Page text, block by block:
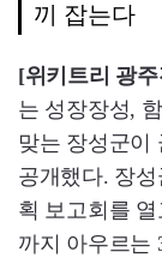
끼 잡는다
[위키트리 광
는 성장장성,
맞는 장성군이
공개했다. 장
획 보고회를
까지 아우르는